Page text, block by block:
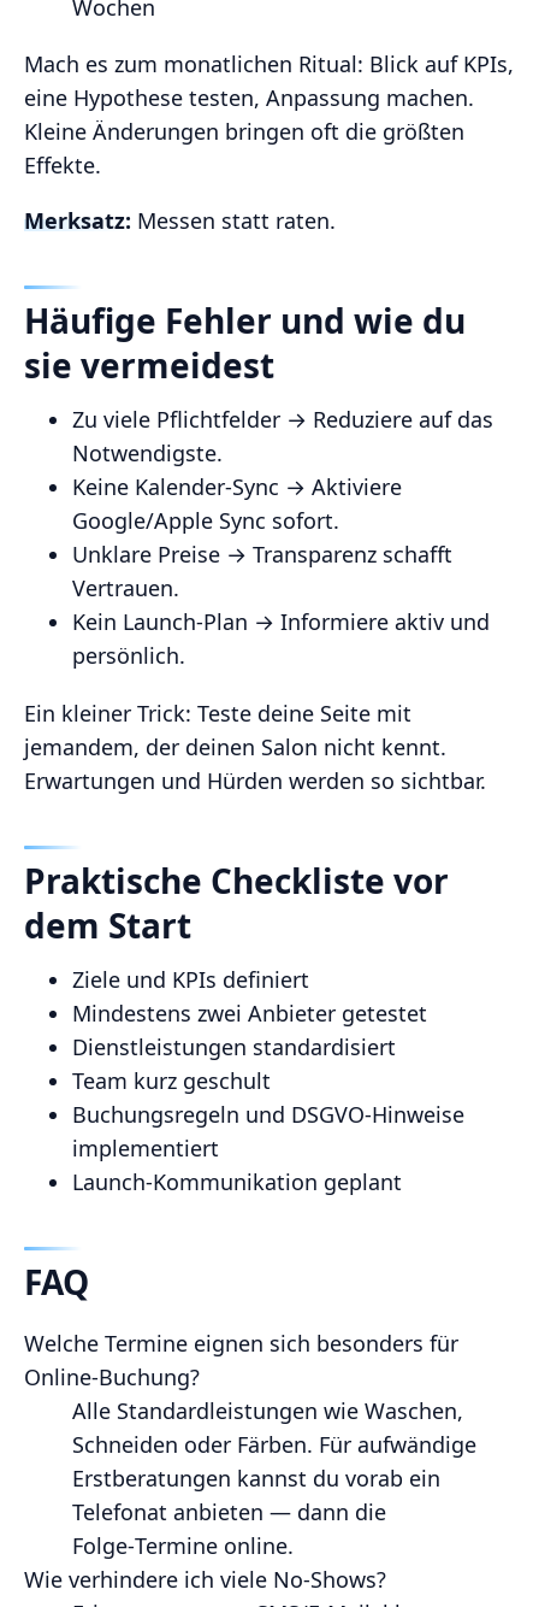
Wochen
Mach es zum monatlichen Ritual: Blick auf KPIs,
eine Hypothese testen, Anpassung machen.
Kleine Änderungen bringen oft die größten
Effekte.
Merksatz: Messen statt raten.
Häufige Fehler und wie du
sie vermeidest
Zu viele Pflichtfelder → Reduziere auf das
Notwendigste.
Keine Kalender‑Sync → Aktiviere
Google/Apple Sync sofort.
Unklare Preise → Transparenz schafft
Vertrauen.
Kein Launch‑Plan → Informiere aktiv und
persönlich.
Ein kleiner Trick: Teste deine Seite mit
jemandem, der deinen Salon nicht kennt.
Erwartungen und Hürden werden so sichtbar.
Praktische Checkliste vor
dem Start
Ziele und KPIs definiert
Mindestens zwei Anbieter getestet
Dienstleistungen standardisiert
Team kurz geschult
Buchungsregeln und DSGVO‑Hinweise
implementiert
Launch‑Kommunikation geplant
FAQ
Welche Termine eignen sich besonders für
Online‑Buchung?
Alle Standardleistungen wie Waschen,
Schneiden oder Färben. Für aufwändige
Erstberatungen kannst du vorab ein
Telefonat anbieten — dann die
Folge‑Termine online.
Wie verhindere ich viele No‑Shows?